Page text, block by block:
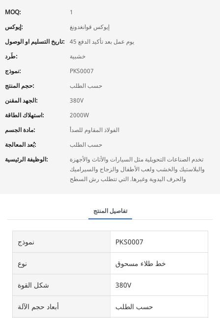
MOQ:
1
إيوكس:
إيوكس قوانغدونغ
تاريخ التسليم او الوصول:
45 يوم عمل بعد تأكيد الدفع
طَرد:
خشبية
نموذج:
PKS0007
حجم المنتج:
حسب الطلب
الجهد المقنن:
380V
استهلاك الطاقة:
2000W
مادة الجسم:
الفولاذ المقاوم للصدأ
بُعد المعالجة:
حسب الطلب
الوظيفة الرئيسية:
تخدم الصناعات التحويلية مثل السيارات والأثاث والأجهزة
والبلاستيك والخشب ولعب الأطفال والزجاج والسيراميك
والحرف اليدوية وغيرها. التي تتطلب رش السطح
تفاصيل المنتج
نموذج PKS0007
نوع خط طلاء مسحوق
شكل القوة 380V
أبعاد حجم الآلة حسب الطلب